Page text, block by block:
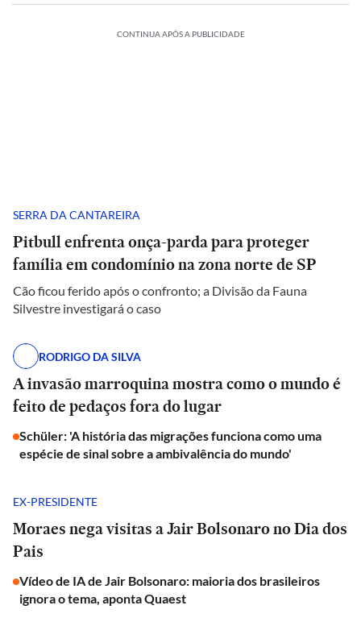
CONTINUA APÓS A PUBLICIDADE
SERRA DA CANTAREIRA
Pitbull enfrenta onça-parda para proteger
família em condomínio na zona norte de SP
Cão ficou ferido após o confronto; a Divisão da Fauna
Silvestre investigará o caso
RODRIGO DA SILVA
A invasão marroquina mostra como o mundo é
feito de pedaços fora do lugar
Schüler: 'A história das migrações funciona como uma
espécie de sinal sobre a ambivalência do mundo'
EX-PRESIDENTE
Moraes nega visitas a Jair Bolsonaro no Dia dos
Pais
Vídeo de IA de Jair Bolsonaro: maioria dos brasileiros
ignora o tema, aponta Quaest